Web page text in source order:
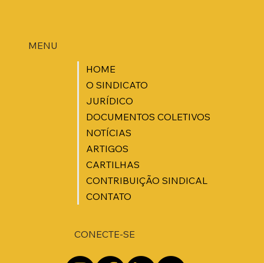
MENU
HOME
O SINDICATO
JURÍDICO
DOCUMENTOS COLETIVOS
NOTÍCIAS
ARTIGOS
CARTILHAS
CONTRIBUIÇÃO SINDICAL
CONTATO
CONECTE-SE